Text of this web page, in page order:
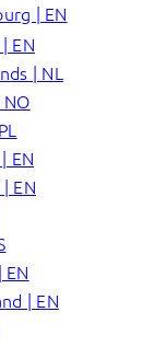
| EN
EN
| NL
EN
EN
| EN